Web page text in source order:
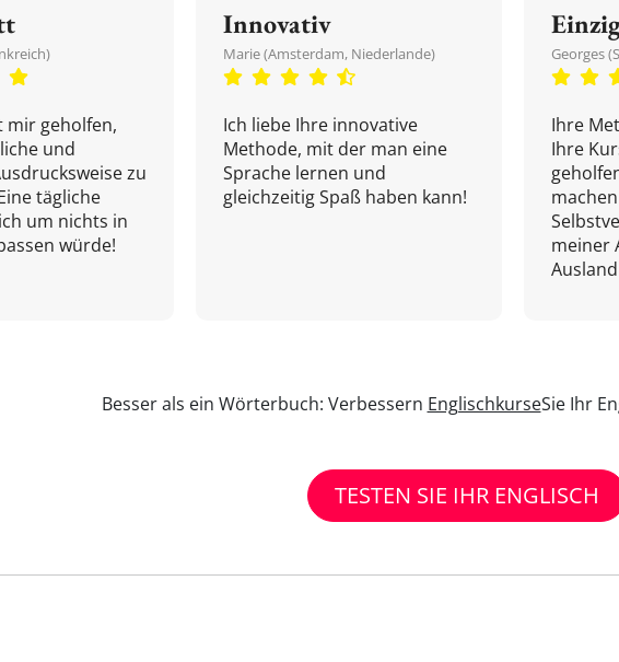
mir geholfen,
und
zu
tägliche
um nichts in
würde!
Innovativ
Marie (Amsterdam, Niederlande)
Ich liebe Ihre innovative
Methode, mit der man eine
Sprache lernen und
gleichzeitig Spaß haben kann!
Georges
Ihre
Ihre
meiner
Besser als ein Wörterbuch: Verbessern EnglischkurseSie Ihr
TESTEN SIE IHR ENGLISCH